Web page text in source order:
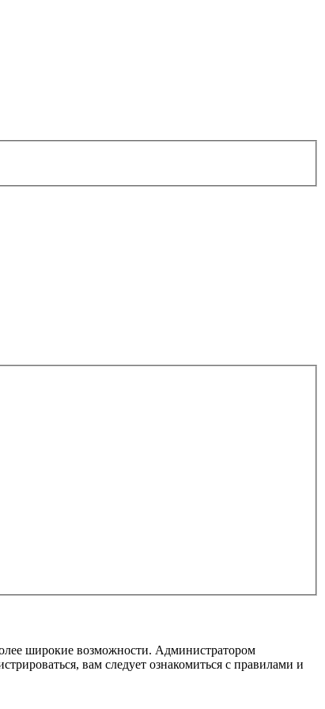
широкие возможности. Администратором
вам следует ознакомиться с правилами и